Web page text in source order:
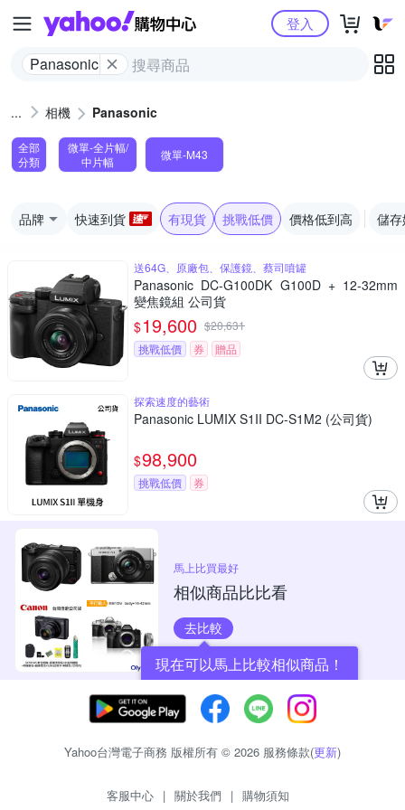
Yahoo購物中心
Panasonic
登入
相機 Panasonic
全部
分類
微單-全片幅/
中片幅
微單-M43
品牌 快速到貨 有現貨 挑戰低價 價格低到高 儲
送64G、原廠包、保護鏡、蔡司噴罐
Panasonic DC-G100DK G100D + 12-32mm
變焦鏡組 公司貨
$19,600 $20,631
挑戰低價
券 贈品
探索速度的藝術
Panasonic LUMIX S1II DC-S1M2 (公司貨)
$98,900
挑戰低價 券
馬上比買最好
相似商品比比看
去比較
現在可以馬上比較相似商品！
Yahoo台灣電子商務 版權所有 © 2026 服務條款(更新)
客服中心 | 關於我們 | 購物須知